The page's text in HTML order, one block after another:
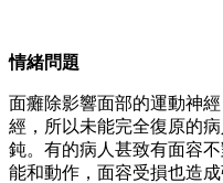
情緒問題
面癱除影響面部的運動神
經，所以未能完全復原的
鈍。有的病人甚致有面容
能和動作，面容受損也造